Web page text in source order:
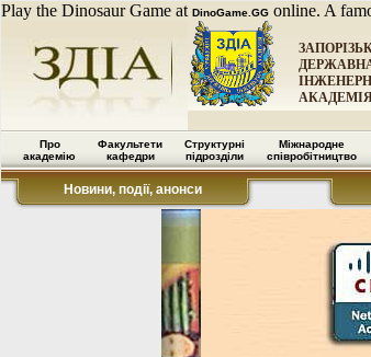
Play the Dinosaur Game at DinoGame.GG online. A
Про
академію
Факультети
кафедри
Структурні
підрозділи
Міжнародне
співробітництво
Новини, події, анонси